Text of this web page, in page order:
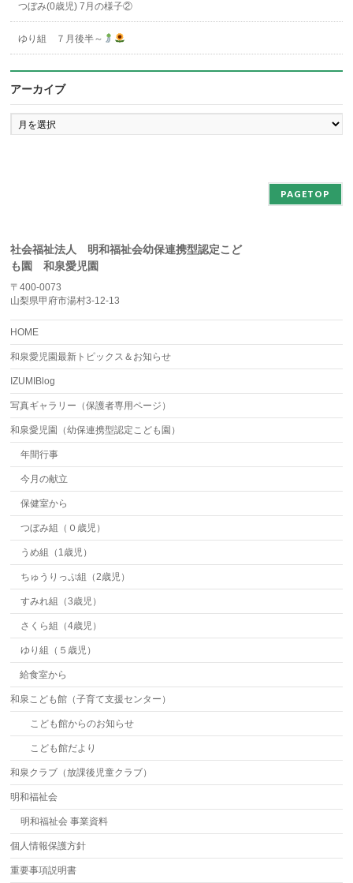
つぼみ(0歳児) 7月の様子②
ゆり組 ７月後半～
アーカイブ
ア
ー
PAGETOP
社会福祉法人 明和福祉会幼保連携型認定こど
も園 和泉愛児園
〒400-0073
山梨県甲府市湯村3-12-13
HOME
和泉愛児園最新トピックス＆お知らせ
IZUMIBlog
写真ギャラリー（保護者専用ページ）
和泉愛児園（幼保連携型認定こども園）
年間行事
今月の献立
保健室から
つぼみ組（０歳児）
うめ組（1歳児）
ちゅうりっぷ組（2歳児）
すみれ組（3歳児）
さくら組（4歳児）
ゆり組（５歳児）
給食室から
和泉こども館（子育て支援センター）
こども館からのお知らせ
こども館だより
和泉クラブ（放課後児童クラブ）
明和福祉会
明和福祉会 事業資料
個人情報保護方針
重要事項説明書